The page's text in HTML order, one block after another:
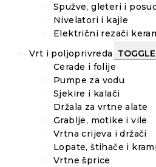
Spužve, gleteri i
Nivelatori i kajle
Električni rezači
Vrt i poljoprivreda
Cerade i folije
Pumpe za vodu
Sjekire i kalači
Držala za vrtne alate
Grablje, motike i vile
Vrtna crijeva i držači
Lopate, štihače i
Vrtne šprice